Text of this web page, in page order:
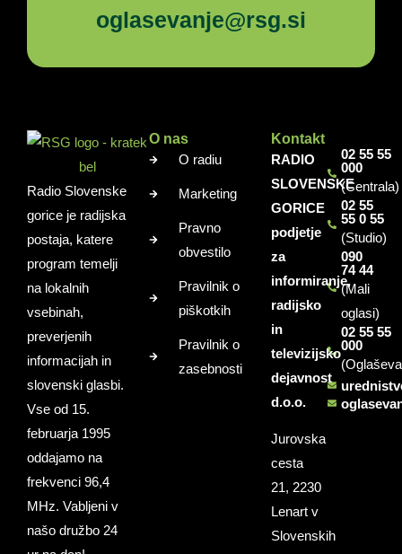
oglasevanje@rsg.si
Radio Slovenske
gorice je radijska
postaja, katere
program temelji
na lokalnih
vsebinah,
preverjenih
informacijah in
slovenski glasbi.
Vse od 15.
februarja 1995
oddajamo na
frekvenci 96,4
MHz. Vabljeni v
našo družbo 24
O nas
O radiu
Marketing
Pravno
obvestilo
Pravilnik o
piškotkih
Pravilnik o
zasebnosti
Kontakt
RADIO
SLOVENSKE
GORICE
podjetje
za
informiranje,
radijsko
in
televizijsko
dejavnost
d.o.o.
Jurovska
cesta
21, 2230
Lenart v
Slovenskih
02 55 55
000
(Centrala)
02 55
55 0 55
(Studio)
090
74 44
(Mali
oglasi)
02 55 55
000